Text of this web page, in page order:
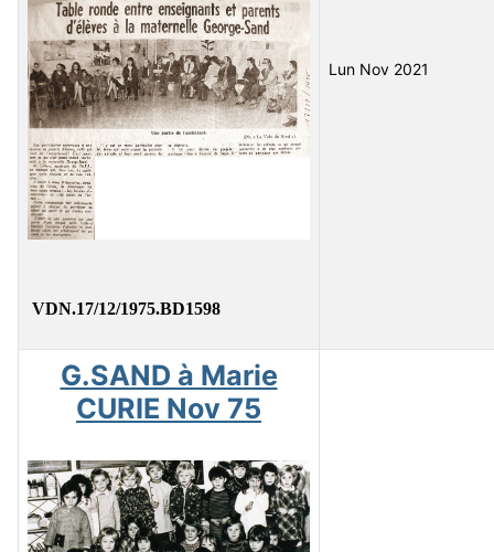
VDN.17/12/1975.BD1598
Lun Nov 2021
G.SAND à Marie
CURIE Nov 75